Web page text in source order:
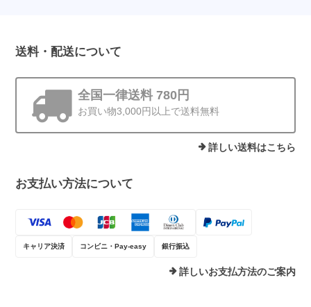
送料・配送について
全国一律送料 780円
お買い物3,000円以上で送料無料
詳しい送料はこちら
お支払い方法について
キャリア決済 コンビニ・Pay-easy 銀行振込
詳しいお支払方法のご案内